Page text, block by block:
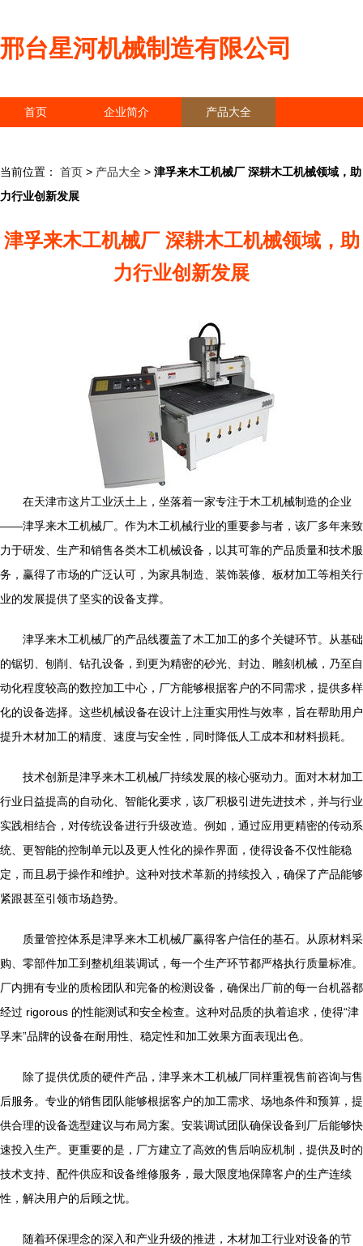
邢台星河机械制造有限公司
首页 企业简介 产品大全
当前位置： 首页 > 产品大全 > 津孚来木工机械厂 深耕木工机械领域，助
力行业创新发展
津孚来木工机械厂 深耕木工机械领域，助
力行业创新发展
在天津市这片工业沃土上，坐落着一家专注于木工机械制造的企业
——津孚来木工机械厂。作为木工机械行业的重要参与者，该厂多年来致
力于研发、生产和销售各类木工机械设备，以其可靠的产品质量和技术服
务，赢得了市场的广泛认可，为家具制造、装饰装修、板材加工等相关行
业的发展提供了坚实的设备支撑。
津孚来木工机械厂的产品线覆盖了木工加工的多个关键环节。从基础
的锯切、刨削、钻孔设备，到更为精密的砂光、封边、雕刻机械，乃至自
动化程度较高的数控加工中心，厂方能够根据客户的不同需求，提供多样
化的设备选择。这些机械设备在设计上注重实用性与效率，旨在帮助用户
提升木材加工的精度、速度与安全性，同时降低人工成本和材料损耗。
技术创新是津孚来木工机械厂持续发展的核心驱动力。面对木材加工
行业日益提高的自动化、智能化要求，该厂积极引进先进技术，并与行业
实践相结合，对传统设备进行升级改造。例如，通过应用更精密的传动系
统、更智能的控制单元以及更人性化的操作界面，使得设备不仅性能稳
定，而且易于操作和维护。这种对技术革新的持续投入，确保了产品能够
紧跟甚至引领市场趋势。
质量管控体系是津孚来木工机械厂赢得客户信任的基石。从原材料采
购、零部件加工到整机组装调试，每一个生产环节都严格执行质量标准。
厂内拥有专业的质检团队和完备的检测设备，确保出厂前的每一台机器都
经过 rigorous 的性能测试和安全检查。这种对品质的执着追求，使得“津
孚来”品牌的设备在耐用性、稳定性和加工效果方面表现出色。
除了提供优质的硬件产品，津孚来木工机械厂同样重视售前咨询与售
后服务。专业的销售团队能够根据客户的加工需求、场地条件和预算，提
供合理的设备选型建议与布局方案。安装调试团队确保设备到厂后能够快
速投入生产。更重要的是，厂方建立了高效的售后响应机制，提供及时的
技术支持、配件供应和设备维修服务，最大限度地保障客户的生产连续
性，解决用户的后顾之忧。
随着环保理念的深入和产业升级的推进，木材加工行业对设备的节